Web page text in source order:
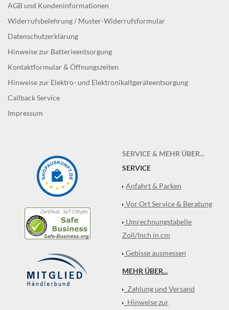
AGB und Kundeninformationen
Widerrufsbelehrung / Muster-Widerrufsformular
Datenschutzerklärung
Hinweise zur Batterieentsorgung
Kontaktformular & Öffnungszeiten
Hinweise zur Elektro- und Elektronikaltgeräteentsorgung
Callback Service
Impressum
SERVICE & MEHR ÜBER...
SERVICE
Anfahrt & Parken
Vor Ort Service & Beratung
Umrechnungstabelle
Zoll/Inch in cm
Gebisse ausmessen
MEHR ÜBER...
Zahlung und Versand
Hinweise zur